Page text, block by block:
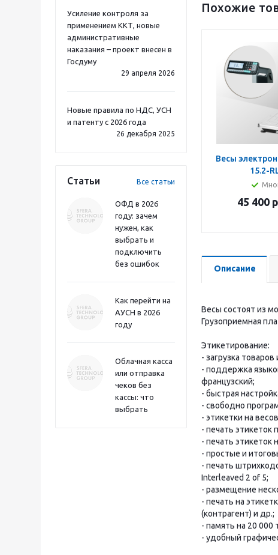
Усиление контроля за
применением ККТ, новые
административные
наказания – проект внесен в
Госдуму
29 апреля 2026
Новые правила по НДС, УСН
и патенту с 2026 года
26 декабря 2025
Статьи Все статьи
ОФД в 2026
году: зачем
нужен, как
выбрать и
подключить
без ошибок
Как перейти на
АУСН в 2026
году
Облачная касса
или отправка
чеков без
кассы: что
выбрать
Похожие
Весы
15.2-
45 400
Описание
Весы состоят из
Грузоприемная
Этикетирование:
- загрузка
- поддержка
французский;
- быстрая
- свободно
- этикетки на
- печать этикеток
- печать этикеток
- простые и
- печать
Interleaved 2 of 5;
- размещение
- печать на
(контрагент) и др.;
- память на 20 000
- удобный